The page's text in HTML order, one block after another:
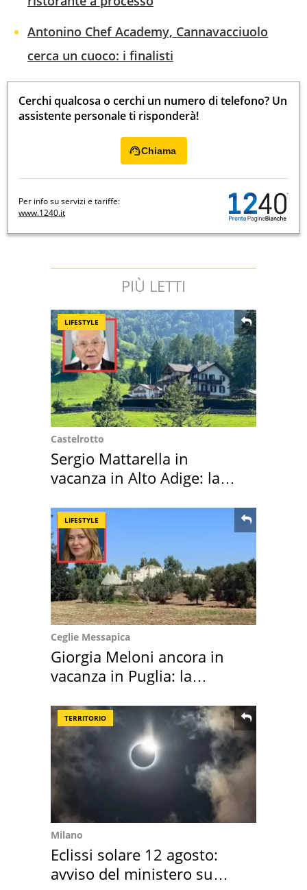
Antonino Chef Academy, Cannavacciuolo
cerca un cuoco: i finalisti
Cerchi qualcosa o cerchi un numero di telefono? Un
assistente personale ti risponderà!
Chiama
Per info su servizi e tariffe:
www.1240.it
PIÙ LETTI
LIFESTYLE
Castelrotto
Sergio Mattarella in
vacanza in Alto Adige: la
LIFESTYLE
Ceglie Messapica
Giorgia Meloni ancora in
vacanza in Puglia: la
TERRITORIO
Milano
Eclissi solare 12 agosto:
avviso del ministero su